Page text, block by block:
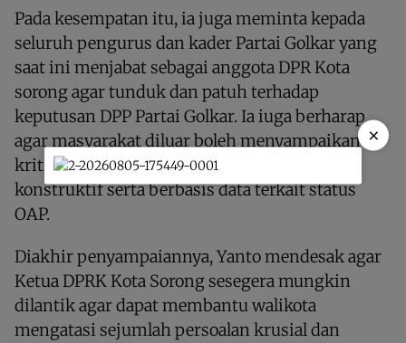
Pada kesempatan itu, ia juga meminta kepada
seluruh pengurus dan kader Partai Golkar yang
saat ini menjabat sebagai anggota DPR Kota
sorong agar tunduk dan patuh terhadap
keputusan DPP Partai Golkar. Ia iuga berharap
agar masyarakat diluar boleh menyampaikan
kritik, tetapi harus rasional, logis dan
konstruktif serta berbasis data terkait status
OAP.
Diakhir penyampaiannya, Yanto mendesak agar
Ketua DPRK Kota Sorong sesegera mungkin
dilantik agar dapat membantu walikota
mengatasi sejumlah persoalan krusial dan
×